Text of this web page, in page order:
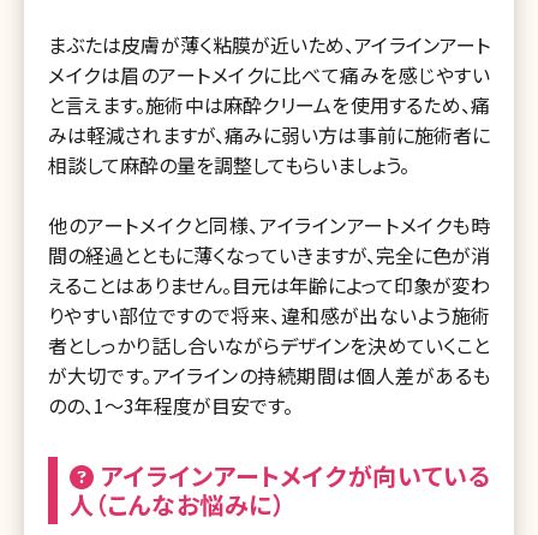
まぶたは皮膚が薄く粘膜が近いため、アイラインアート
メイクは眉のアートメイクに比べて痛みを感じやすい
と言えます。施術中は麻酔クリームを使用するため、痛
みは軽減されますが、痛みに弱い方は事前に施術者に
相談して麻酔の量を調整してもらいましょう。
他のアートメイクと同様、アイラインアートメイクも時
間の経過とともに薄くなっていきますが、完全に色が消
えることはありません。目元は年齢によって印象が変わ
りやすい部位ですので将来、違和感が出ないよう施術
者としっかり話し合いながらデザインを決めていくこと
が大切です。アイラインの持続期間は個人差があるも
のの、1～3年程度が目安です。
アイラインアートメイクが向いている
人（こんなお悩みに）